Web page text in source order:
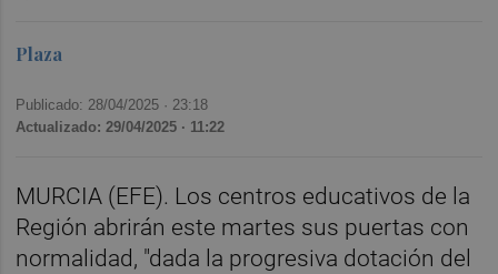
Plaza
Publicado: 28/04/2025 · 23:18
Actualizado: 29/04/2025 · 11:22
MURCIA (EFE). Los centros educativos de la
Región abrirán este martes sus puertas con
normalidad, "dada la progresiva dotación del